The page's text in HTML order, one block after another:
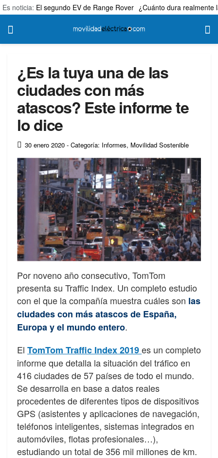
Es noticia: El segundo EV de Range Rover ¿Cuánto dura realmente
¿Es la tuya una de las
ciudades con más
atascos? Este informe te
lo dice
30 enero 2020 - Categoría: Informes, Movilidad Sostenible
Por noveno año consecutivo, TomTom
presenta su Traffic Index. Un completo estudio
con el que la compañía muestra cuáles son las
ciudades con más atascos de España,
Europa y el mundo entero.
El TomTom Traffic Index 2019es un completo
informe que detalla la situación del tráfico en
416 ciudades de 57 países de todo el mundo.
Se desarrolla en base a datos reales
procedentes de diferentes tipos de dispositivos
GPS (asistentes y aplicaciones de navegación,
teléfonos inteligentes, sistemas integrados en
automóviles, flotas profesionales…),
estudiando un total de 356 mil millones de km.